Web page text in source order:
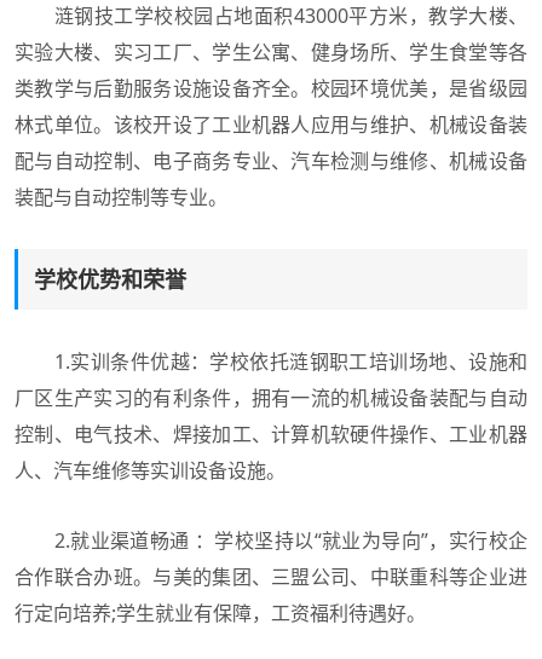
涟钢技工学校校园占地面积43000平方米，教学大楼、
实验大楼、实习工厂、学生公寓、健身场所、学生食堂等各
类教学与后勤服务设施设备齐全。校园环境优美，是省级园
林式单位。该校开设了工业机器人应用与维护、机械设备装
配与自动控制、电子商务专业、汽车检测与维修、机械设备
装配与自动控制等专业。
学校优势和荣誉
1.实训条件优越：学校依托涟钢职工培训场地、设施和
厂区生产实习的有利条件，拥有一流的机械设备装配与自动
控制、电气技术、焊接加工、计算机软硬件操作、工业机器
人、汽车维修等实训设备设施。
2.就业渠道畅通 ：学校坚持以“就业为导向”，实行校企
合作联合办班。与美的集团、三盟公司、中联重科等企业进
行定向培养;学生就业有保障，工资福利待遇好。